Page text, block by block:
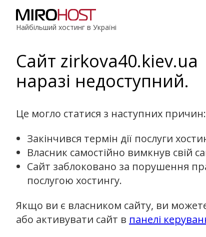
Найбільший хостинг в Україні
Сайт zirkova40.kiev.ua
наразі недоступний.
Це могло статися з наступних причин:
Закінчився термін дії послуги
Власник самостійно вимкнув свій
Сайт заблоковано за порушення
послугою хостингу.
Якщо ви є власником сайту, ви
або активувати сайт в панелі